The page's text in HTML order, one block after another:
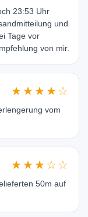
23:53 Uhr
und
Tage vor
von mir.
★★★★☆
vom
★★★☆☆
50m auf